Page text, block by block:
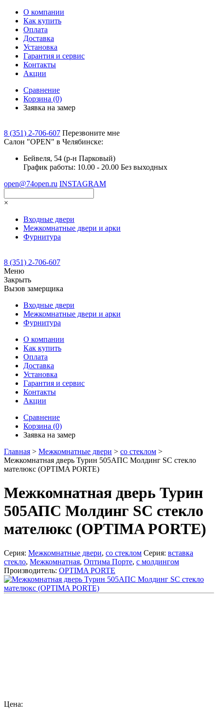
О компании
Как купить
Оплата
Доставка
Установка
Гарантия и сервис
Контакты
Акции
Сравнение
Корзина (0)
Заявка на замер
8 (351) 2-706-607 Перезвоните мне
Cалон "OPEN" в Челябинске:
Бейвеля, 54 (р-н Парковый)
График работы: 10.00 - 20.00 Без выходных
open@74open.ru INSTAGRAM
×
Входные двери
Межкомнатные двери и арки
Фурнитура
8 (351) 2-706-607
Меню
Закрыть
Вызов замерщика
Входные двери
Межкомнатные двери и арки
Фурнитура
О компании
Как купить
Оплата
Доставка
Установка
Гарантия и сервис
Контакты
Акции
Сравнение
Корзина (0)
Заявка на замер
Главная > Межкомнатные двери > со стеклом >
Межкомнатная дверь Турин 505АПС Молдинг SC стекло
мателюкс (OPTIMA PORTE)
Межкомнатная дверь Турин
505АПС Молдинг SC стекло
мателюкс (OPTIMA PORTE)
Серия: Межкомнатные двери, со стеклом Серия: вставка
стекло, Межкомнатная, Оптима Порте, с молдингом
Производитель: OPTIMA PORTE
Цена: